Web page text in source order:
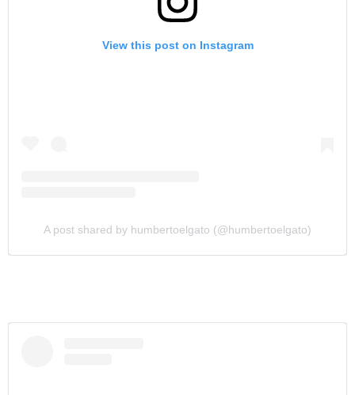
View this post on Instagram
A post shared by humbertoelgato (@humbertoelgato)